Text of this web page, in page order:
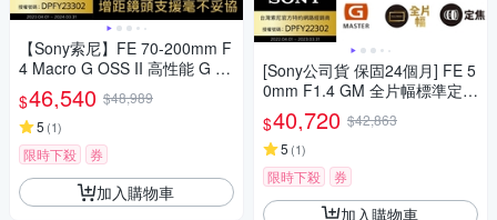
【Sony索尼】FE 70-200mm F
4 Macro G OSS II 高性能 G 系
列望遠變焦鏡頭 SEL70200G2
(公司貨 保固24個月)
$46,540 $48,989
5 (1)
限時下殺 券
加入購物車
[Sony公司貨 保固24個月] FE 5
0mm F1.4 GM 全片幅標準定焦
鏡頭 SEL50F14GM
$40,720 $42,863
5 (1)
限時下殺 券
加入購物車